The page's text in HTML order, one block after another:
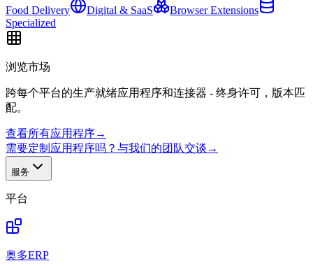
Food Delivery
Digital & SaaS
Browser Extensions
Specialized
浏览市场
跨每个平台的生产就绪应用程序和连接器 - 终身许可，版本匹
配。
查看所有应用程序→
需要定制应用程序吗？与我们的团队交谈 →
服务
平台
奥多ERP